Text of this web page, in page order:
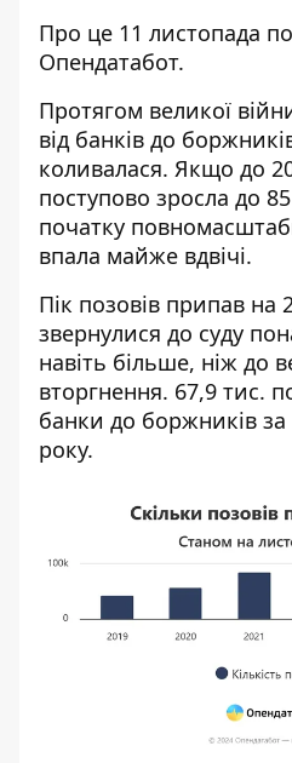
Про це 11 листопада
Опендатабот.
Протягом великої
від банків до
коливалася. Якщо до
поступово зросла до
початку
впала майже вдвічі.
Пік позовів припав на
звернулися до суду
навіть більше, ніж до
вторгнення. 67,9 тис.
банки до боржників за
року.